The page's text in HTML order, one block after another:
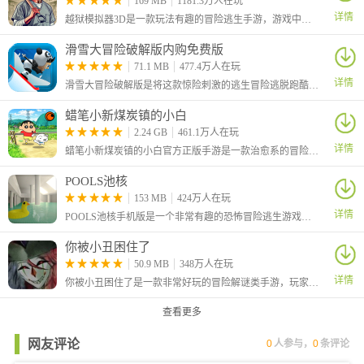
软，带来强烈且持久的情感共鸣。
2、环境叙事手法极具巧思，将残缺的日记碎片、萦绕耳畔的回声
对话、场景中遗留的生活痕迹等元素巧妙融合，在探索过程中逐步
拼凑亡魂生前的故事脉络，还原真实且动人的过往经历。
3、独特的错位机制贯穿游戏全程，以颠倒重力为核心，延伸出空
新的操作逻辑与关卡设定，才能突破重重阻碍，顺利完成挑战。
越狱模拟器3D是一款玩法有趣的冒险逃生手游，游戏中我们需要逃离这个监狱，你需要的就是在地板下面挖洞，我们需要耐心和缜密的计划，为了不让警惕的守卫发现我们的越狱计划，我们需要合理安排自己的时间，让我们来通过自己的努力来越狱吧！
详情
滑雪大冒险破解版内购免费版
71.1 MB
477.4万人在玩
滑雪大冒险破解版是将这款惊险刺激的逃生冒险逃脱跑酷手游进行完美破解的版本，无限金币无限钻石免费获得，并且全地图自动解锁。
详情
蜡笔小新煤炭镇的小白
2.24 GB
461.1万人在玩
蜡笔小新煤炭镇的小白官方正版手游是一款治愈系的冒险手游，在其中讲述小心和爱犬小白一起来到神秘小镇的故事。在游戏中你将体验非常多的游戏玩法内容，包括捉虫、送报、拍照等等。
详情
POOLS池核
153 MB
424万人在玩
POOLS池核手机版是一个非常有趣的恐怖冒险逃生游戏，为玩家创造了一个诡异诡异的密室场景，以心理恐怖为主要玩法，玩家需要在安静诡异到让人感到恐怖的池核迷宫中行走
详情
你被小丑困住了
50.9 MB
348万人在玩
你被小丑困住了是一款非常好玩的冒险解谜类手游，玩家在游戏中可以见到许多的小丑，他们有的狡诈，也有的温和，但是无一例外都没有一个正常的，你需要和他们展开智力的较量，寻找属于自己的生路。
详情
查看更多
网友评论 0 人参与，0条评论